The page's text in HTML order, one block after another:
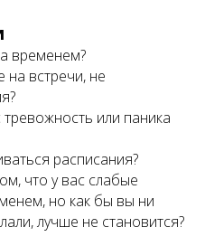
временем?
на встречи, не
тревожность или паника
расписания?
что у вас слабые
но как бы вы ни
лучше не становится?